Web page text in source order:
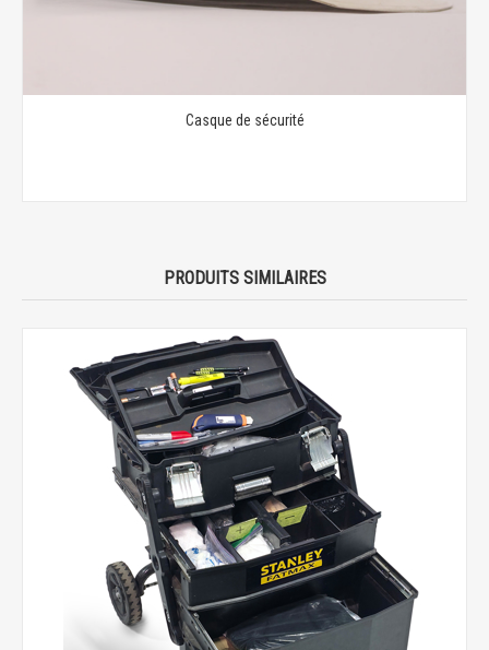
Casque de sécurité
PRODUITS SIMILAIRES